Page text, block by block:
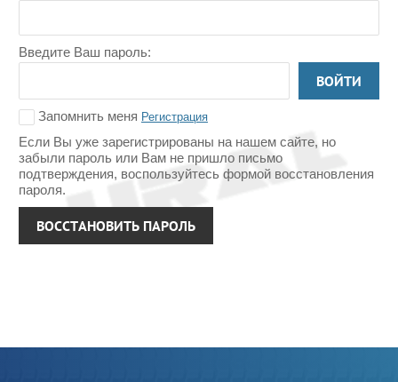
Введите Ваш пароль:
ВОЙТИ
Запомнить меня Регистрация
Если Вы уже зарегистрированы на нашем сайте, но
забыли пароль или Вам не пришло письмо
подтверждения, воспользуйтесь формой восстановления
пароля.
ВОССТАНОВИТЬ ПАРОЛЬ